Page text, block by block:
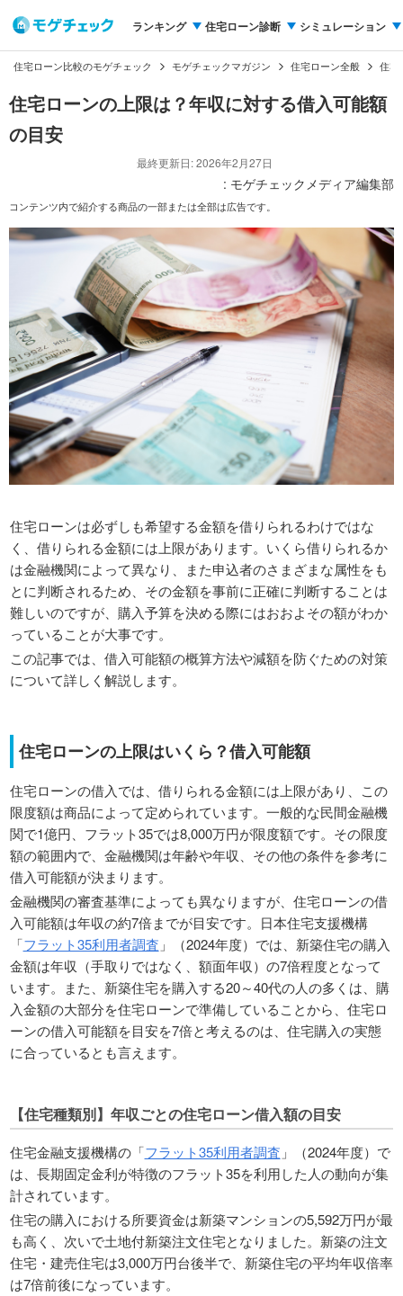
ランキング 住宅ローン診断 シミュレーション
住宅ローン比較のモゲチェック モゲチェックマガジン 住宅ローン全般 住宅
住宅ローンの上限は？年収に対する借入可能額
の目安
最終更新日: 2026年2月27日
: モゲチェックメディア編集部
コンテンツ内で紹介する商品の一部または全部は広告です。
住宅ローンは必ずしも希望する金額を借りられるわけではな
く、借りられる金額には上限があります。いくら借りられるか
は金融機関によって異なり、また申込者のさまざまな属性をも
とに判断されるため、その金額を事前に正確に判断することは
難しいのですが、購入予算を決める際にはおおよその額がわか
っていることが大事です。
この記事では、借入可能額の概算方法や減額を防ぐための対策
について詳しく解説します。
住宅ローンの上限はいくら？借入可能額
住宅ローンの借入では、借りられる金額には上限があり、この
限度額は商品によって定められています。一般的な民間金融機
関で1億円、フラット35では8,000万円が限度額です。その限度
額の範囲内で、金融機関は年齢や年収、その他の条件を参考に
借入可能額が決まります。
金融機関の審査基準によっても異なりますが、住宅ローンの借
入可能額は年収の約7倍までが目安です。日本住宅支援機構
「フラット35利用者調査 」（2024年度）では、新築住宅の購入
金額は年収（手取りではなく、額面年収）の7倍程度となって
います。また、新築住宅を購入する20～40代の人の多くは、購
入金額の大部分を住宅ローンで準備していることから、住宅ロ
ーンの借入可能額を目安を7倍と考えるのは、住宅購入の実態
に合っているとも言えます。
【住宅種類別】年収ごとの住宅ローン借入額の目安
住宅金融支援機構の「フラット35利用者調査 」（2024年度）で
は、長期固定金利が特徴のフラット35を利用した人の動向が集
計されています。
住宅の購入における所要資金は新築マンションの5,592万円が最
も高く、次いで土地付新築注文住宅となりました。新築の注文
住宅・建売住宅は3,000万円台後半で、新築住宅の平均年収倍率
は7倍前後になっています。